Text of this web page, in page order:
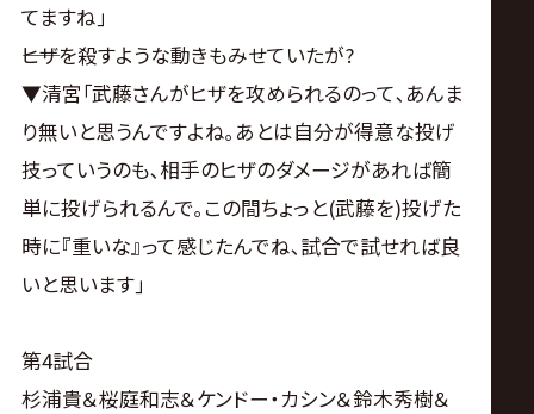
てますね｣
――ヒザを殺すような動きもみせていたが?
▼清宮｢武藤さんがヒザを攻められるのって､あんま
り無いと思うんですよね｡あとは自分が得意な投げ
技っていうのも､相手のヒザのダメージがあれば簡
単に投げられるんで｡この間ちょっと(武藤を)投げた
時に『重いな』って感じたんでね､試合で試せれば良
いと思います｣
第4試合
杉浦貴＆桜庭和志＆ケンドー・カシン＆鈴木秀樹＆